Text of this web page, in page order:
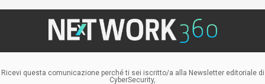
Ricevi questa comunicazione perché ti sei iscritto/a alla Newsletter editoriale di
CyberSecurity,